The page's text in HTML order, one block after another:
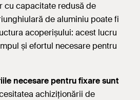
cu capacitate redusă de
de aluminiu poate fi
acoperișului: acest lucru
și efortul necesare pentru
necesare pentru fixare sunt
achiziționării de